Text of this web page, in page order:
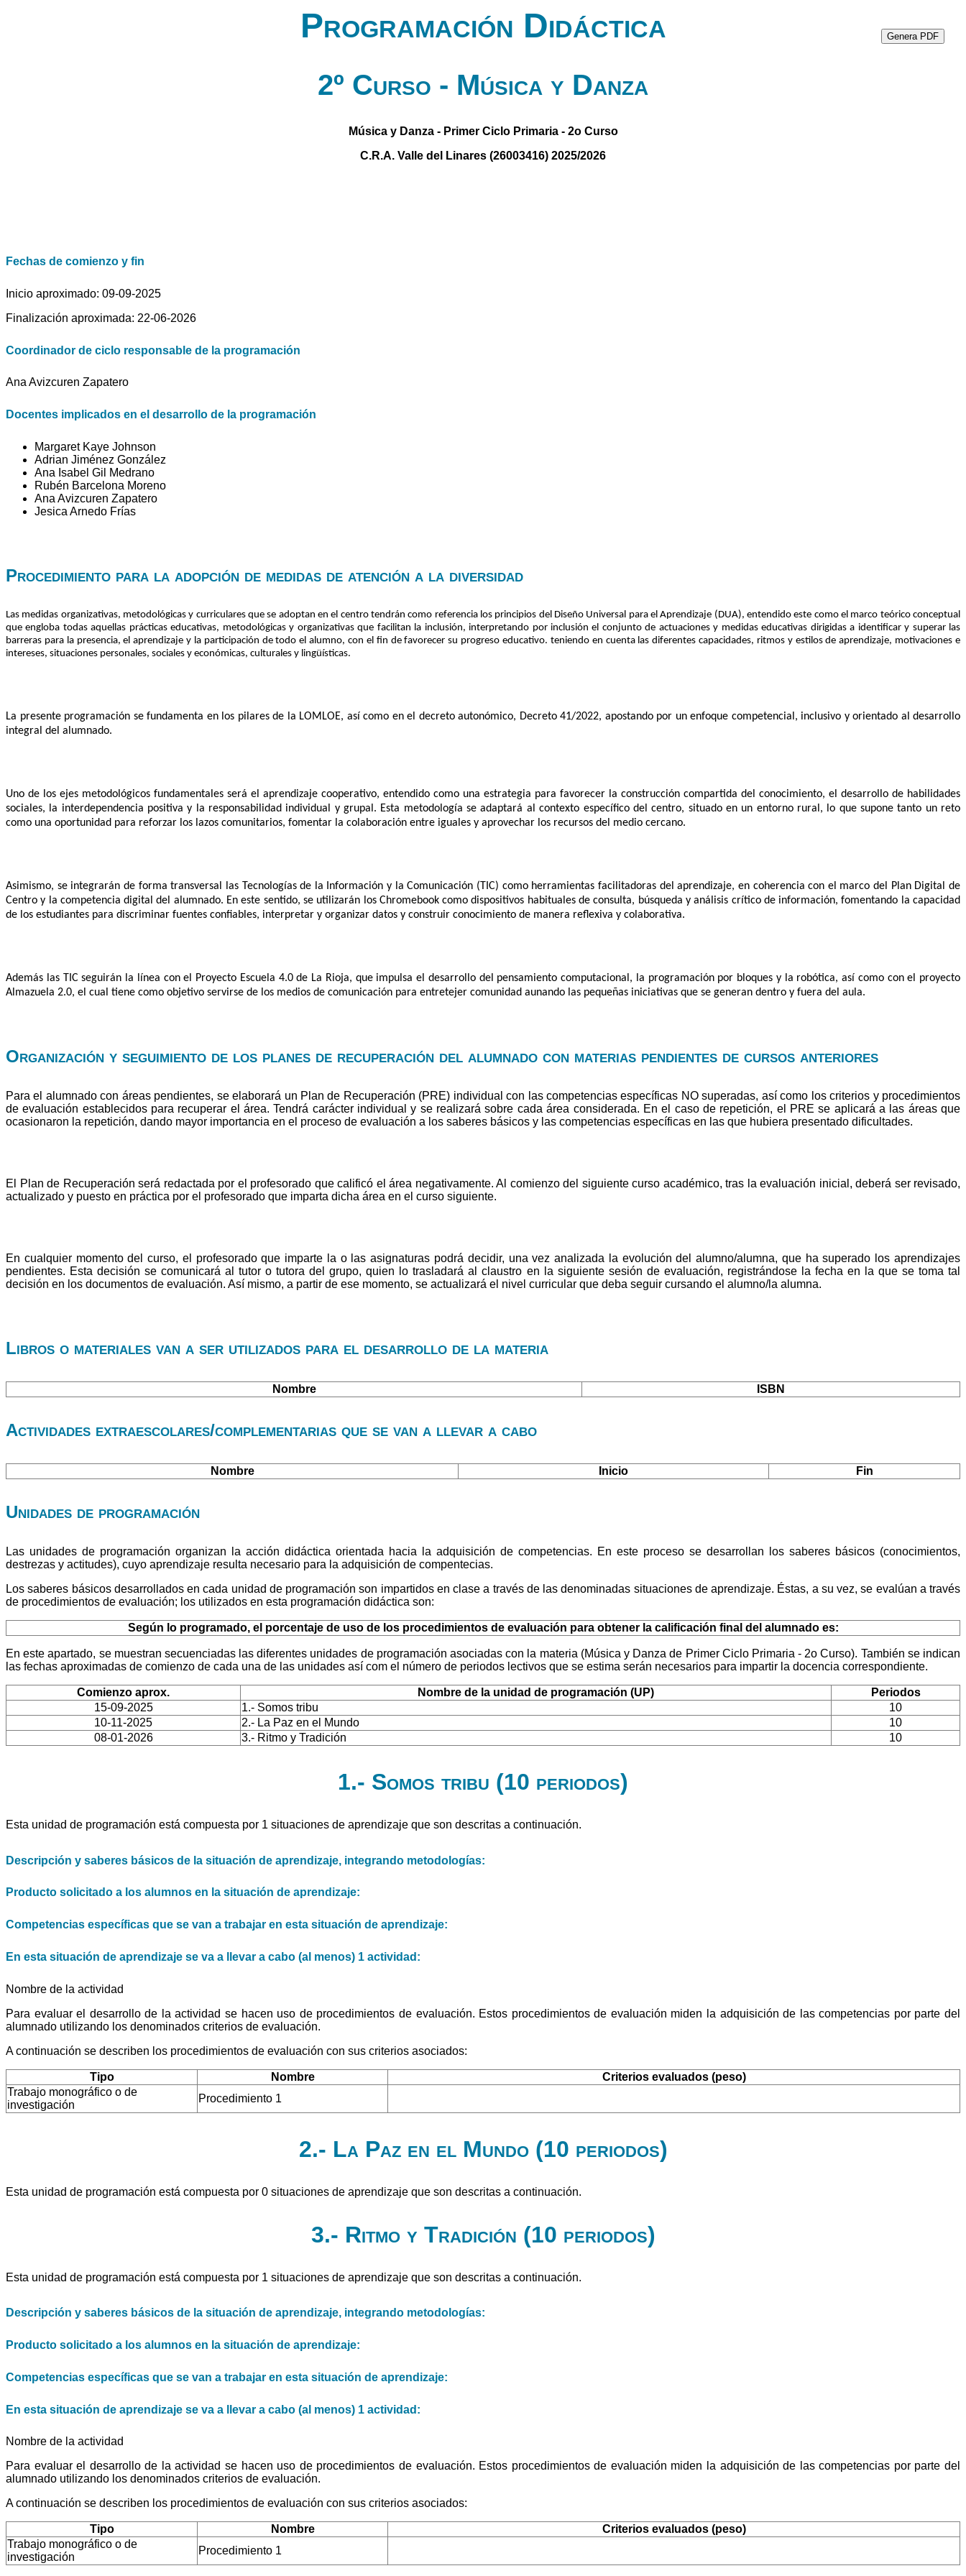
Genera PDF
Programación Didáctica
2º Curso - Música y Danza
Música y Danza - Primer Ciclo Primaria - 2o Curso
C.R.A. Valle del Linares (26003416) 2025/2026
Fechas de comienzo y fin
Inicio aproximado: 09-09-2025
Finalización aproximada: 22-06-2026
Coordinador de ciclo responsable de la programación
Ana Avizcuren Zapatero
Docentes implicados en el desarrollo de la programación
Margaret Kaye Johnson
Adrian Jiménez González
Ana Isabel Gil Medrano
Rubén Barcelona Moreno
Ana Avizcuren Zapatero
Jesica Arnedo Frías
Procedimiento para la adopción de medidas de atención a la diversidad
Las medidas organizativas, metodológicas y curriculares que se adoptan en el centro tendrán como referencia los principios del Diseño Universal para el Aprendizaje (DUA), entendido este como el marco teórico conceptual
que engloba todas aquellas prácticas educativas, metodológicas y organizativas que facilitan la inclusión, interpretando por inclusión el conjunto de actuaciones y medidas educativas dirigidas a identificar y superar las
barreras para la presencia, el aprendizaje y la participación de todo el alumno, con el fin de favorecer su progreso educativo. teniendo en cuenta las diferentes capacidades, ritmos y estilos de aprendizaje, motivaciones e
intereses, situaciones personales, sociales y económicas, culturales y lingüísticas.
La presente programación se fundamenta en los pilares de la LOMLOE, así como en el decreto autonómico, Decreto 41/2022, apostando por un enfoque competencial, inclusivo y orientado al desarrollo
integral del alumnado.
Uno de los ejes metodológicos fundamentales será el aprendizaje cooperativo, entendido como una estrategia para favorecer la construcción compartida del conocimiento, el desarrollo de habilidades
sociales, la interdependencia positiva y la responsabilidad individual y grupal. Esta metodología se adaptará al contexto específico del centro, situado en un entorno rural, lo que supone tanto un reto
como una oportunidad para reforzar los lazos comunitarios, fomentar la colaboración entre iguales y aprovechar los recursos del medio cercano.
Asimismo, se integrarán de forma transversal las Tecnologías de la Información y la Comunicación (TIC) como herramientas facilitadoras del aprendizaje, en coherencia con el marco del Plan Digital de
Centro y la competencia digital del alumnado. En este sentido, se utilizarán los Chromebook como dispositivos habituales de consulta, búsqueda y análisis crítico de información, fomentando la capacidad
de los estudiantes para discriminar fuentes confiables, interpretar y organizar datos y construir conocimiento de manera reflexiva y colaborativa.
Además las TIC seguirán la línea con el Proyecto Escuela 4.0 de La Rioja, que impulsa el desarrollo del pensamiento computacional, la programación por bloques y la robótica, así como con el proyecto
Almazuela 2.0, el cual tiene como objetivo servirse de los medios de comunicación para entretejer comunidad aunando las pequeñas iniciativas que se generan dentro y fuera del aula.
Organización y seguimiento de los planes de recuperación del alumnado con materias pendientes de cursos anteriores
Para el alumnado con áreas pendientes, se elaborará un Plan de Recuperación (PRE) individual con las competencias específicas NO superadas, así como los criterios y procedimientos
de evaluación establecidos para recuperar el área. Tendrá carácter individual y se realizará sobre cada área considerada. En el caso de repetición, el PRE se aplicará a las áreas que
ocasionaron la repetición, dando mayor importancia en el proceso de evaluación a los saberes básicos y las competencias específicas en las que hubiera presentado dificultades.
El Plan de Recuperación será redactada por el profesorado que calificó el área negativamente. Al comienzo del siguiente curso académico, tras la evaluación inicial, deberá ser revisado,
actualizado y puesto en práctica por el profesorado que imparta dicha área en el curso siguiente.
En cualquier momento del curso, el profesorado que imparte la o las asignaturas podrá decidir, una vez analizada la evolución del alumno/alumna, que ha superado los aprendizajes
pendientes. Esta decisión se comunicará al tutor o tutora del grupo, quien lo trasladará al claustro en la siguiente sesión de evaluación, registrándose la fecha en la que se toma tal
decisión en los documentos de evaluación. Así mismo, a partir de ese momento, se actualizará el nivel curricular que deba seguir cursando el alumno/la alumna.
Libros o materiales van a ser utilizados para el desarrollo de la materia
Nombre ISBN
Actividades extraescolares/complementarias que se van a llevar a cabo
Nombre Inicio Fin
Unidades de programación
Las unidades de programación organizan la acción didáctica orientada hacia la adquisición de competencias. En este proceso se desarrollan los saberes básicos (conocimientos,
destrezas y actitudes), cuyo aprendizaje resulta necesario para la adquisición de compentecias.
Los saberes básicos desarrollados en cada unidad de programación son impartidos en clase a través de las denominadas situaciones de aprendizaje. Éstas, a su vez, se evalúan a través
de procedimientos de evaluación; los utilizados en esta programación didáctica son:
Según lo programado, el porcentaje de uso de los procedimientos de evaluación para obtener la calificación final del alumnado es:
En este apartado, se muestran secuenciadas las diferentes unidades de programación asociadas con la materia (Música y Danza de Primer Ciclo Primaria - 2o Curso). También se indican
las fechas aproximadas de comienzo de cada una de las unidades así com el número de periodos lectivos que se estima serán necesarios para impartir la docencia correspondiente.
Comienzo aprox. Nombre de la unidad de programación (UP)
Periodos
15-09-2025
1.- Somos tribu
10
10-11-2025
2.- La Paz en el Mundo
10
08-01-2026
3.- Ritmo y Tradición 10
1.- Somos tribu (10 periodos)
Esta unidad de programación está compuesta por 1 situaciones de aprendizaje que son descritas a continuación.
Descripción y saberes básicos de la situación de aprendizaje, integrando metodologías:
Producto solicitado a los alumnos en la situación de aprendizaje:
Competencias específicas que se van a trabajar en esta situación de aprendizaje:
En esta situación de aprendizaje se va a llevar a cabo (al menos) 1 actividad:
Nombre de la actividad
Para evaluar el desarrollo de la actividad se hacen uso de procedimientos de evaluación. Estos procedimientos de evaluación miden la adquisición de las competencias por parte del
alumnado utilizando los denominados criterios de evaluación.
A continuación se describen los procedimientos de evaluación con sus criterios asociados:
Tipo Nombre
Criterios evaluados (peso)
Trabajo monográfico o de
investigación
Procedimiento 1
2.- La Paz en el Mundo (10 periodos)
Esta unidad de programación está compuesta por 0 situaciones de aprendizaje que son descritas a continuación.
3.- Ritmo y Tradición (10 periodos)
Esta unidad de programación está compuesta por 1 situaciones de aprendizaje que son descritas a continuación.
Descripción y saberes básicos de la situación de aprendizaje, integrando metodologías:
Producto solicitado a los alumnos en la situación de aprendizaje:
Competencias específicas que se van a trabajar en esta situación de aprendizaje:
En esta situación de aprendizaje se va a llevar a cabo (al menos) 1 actividad:
Nombre de la actividad
Para evaluar el desarrollo de la actividad se hacen uso de procedimientos de evaluación. Estos procedimientos de evaluación miden la adquisición de las competencias por parte del
alumnado utilizando los denominados criterios de evaluación.
A continuación se describen los procedimientos de evaluación con sus criterios asociados:
Tipo Nombre
Criterios evaluados (peso)
Trabajo monográfico o de
investigación
Procedimiento 1